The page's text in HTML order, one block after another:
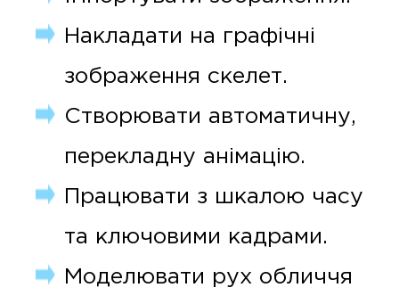
Накладати на графічні
зображення скелет.
Створювати автоматичну,
перекладну анімацію.
Працювати з шкалою часу
та ключовими кадрами.
Моделювати рух обличчя